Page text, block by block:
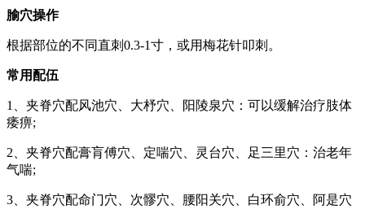
腧穴操作
根据部位的不同直刺0.3-1寸，或用梅花针叩刺。
常用配伍
1、夹脊穴配风池穴、大杼穴、阳陵泉穴：可以缓解治疗肢体
痿痹;
2、夹脊穴配膏肓傅穴、定喘穴、灵台穴、足三里穴：治老年
气喘;
3、夹脊穴配命门穴、次髎穴、腰阳关穴、白环俞穴、阿是穴